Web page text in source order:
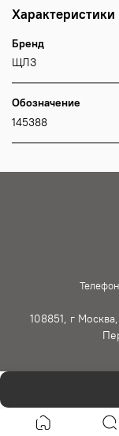
Характеристики
Бренд
ЩЛЗ
Обозначение
145388
108851, г